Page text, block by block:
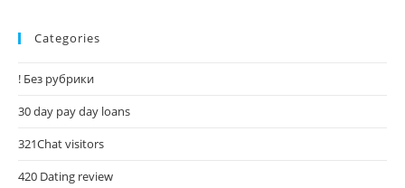
Categories
! Без рубрики
30 day pay day loans
321Chat visitors
420 Dating review